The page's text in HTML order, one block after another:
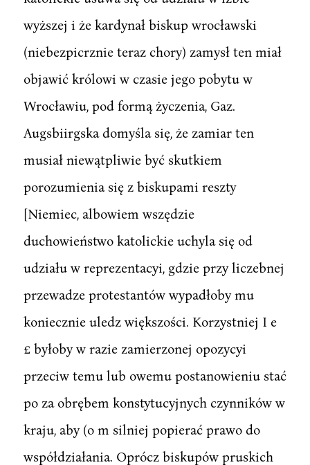
wyższej i że kardynał biskup wrocławski
(niebezpicrznie teraz chory) zamysł ten miał
objawić królowi w czasie jego pobytu w
Wrocławiu, pod formą życzenia, Gaz.
Augsbiirgska domyśla się, że zamiar ten
musiał niewątpliwie być skutkiem
porozumienia się z biskupami reszty
[Niemiec, albowiem wszędzie
duchowieństwo katolickie uchyla się od
udziału w reprezentacyi, gdzie przy liczebnej
przewadze protestantów wypadłoby mu
koniecznie uledz większości. Korzystniej I e
£ byłoby w razie zamierzonej opozycyi
przeciw temu lub owemu postanowieniu stać
po za obrębem konstytucyjnych czynników w
kraju, aby (o m silniej popierać prawo do
współdziałania. Oprócz biskupów pruskich